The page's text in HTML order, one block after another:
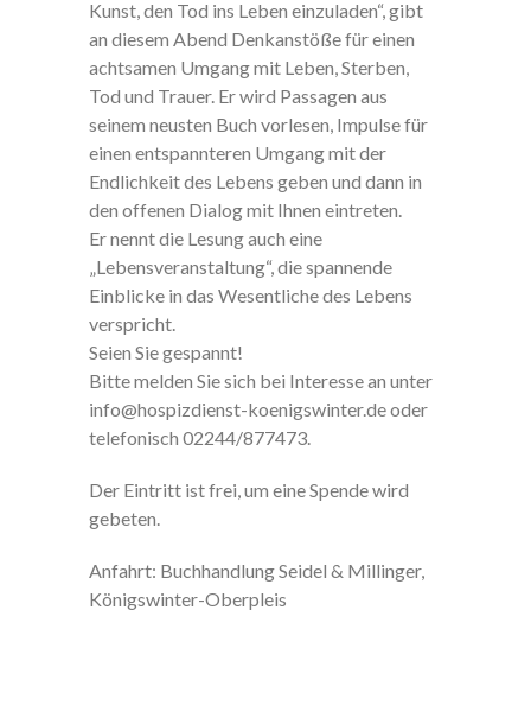
Kunst, den Tod ins Leben einzuladen“, gibt
an diesem Abend Denkanstöße für einen
achtsamen Umgang mit Leben, Sterben,
Tod und Trauer. Er wird Passagen aus
seinem neusten Buch vorlesen, Impulse für
einen entspannteren Umgang mit der
Endlichkeit des Lebens geben und dann in
den offenen Dialog mit Ihnen eintreten.
Er nennt die Lesung auch eine
„Lebensveranstaltung“, die spannende
Einblicke in das Wesentliche des Lebens
verspricht.
Seien Sie gespannt!
Bitte melden Sie sich bei Interesse an unter
info@hospizdienst-koenigswinter.de oder
telefonisch 02244/877473.
Der Eintritt ist frei, um eine Spende wird
gebeten.
Anfahrt: Buchhandlung Seidel & Millinger,
Königswinter-Oberpleis